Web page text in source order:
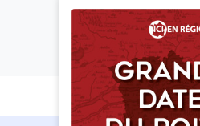
Coiffée"
Découvrir le